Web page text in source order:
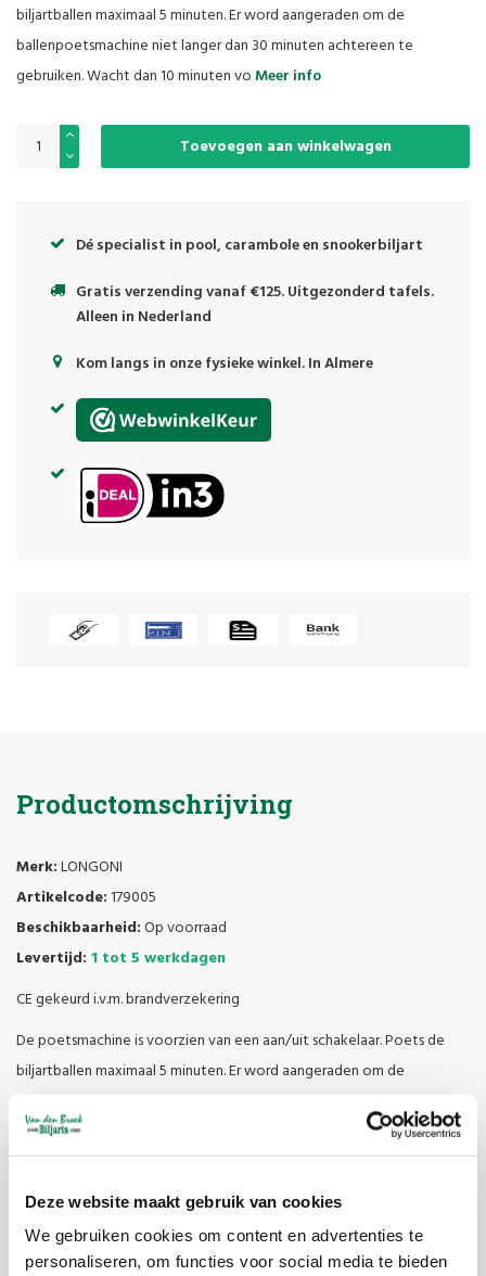
Deze website maakt gebruik van cookies
We gebruiken cookies om content en advertenties te
personaliseren, om functies voor social media te bieden
biljartballen maximaal 5 minuten. Er word aangeraden om de
ballenpoetsmachine niet langer dan 30 minuten achtereen te
gebruiken. Wacht dan 10 minuten vo Meer info
Toevoegen aan winkelwagen
Dé specialist in pool, carambole en snookerbiljart
Gratis verzending vanaf €125. Uitgezonderd tafels.
Alleen in Nederland
Kom langs in onze fysieke winkel. In Almere
Productomschrijving
Merk:LONGONI
Artikelcode: 179005
Beschikbaarheid:Op voorraad
Levertijd: 1 tot 5 werkdagen
CE gekeurd i.v.m. brandverzekering
De poetsmachine is voorzien van een aan/uit schakelaar. Poets de
biljartballen maximaal 5 minuten. Er word aangeraden om de
gebruiken. Wacht dan 10 minuten voordat er weer gepoetst wordt.
Verbruikt 75 Watt
Heeft een doorsnede van 27,2cm
Heeft een hoogte van 20cm